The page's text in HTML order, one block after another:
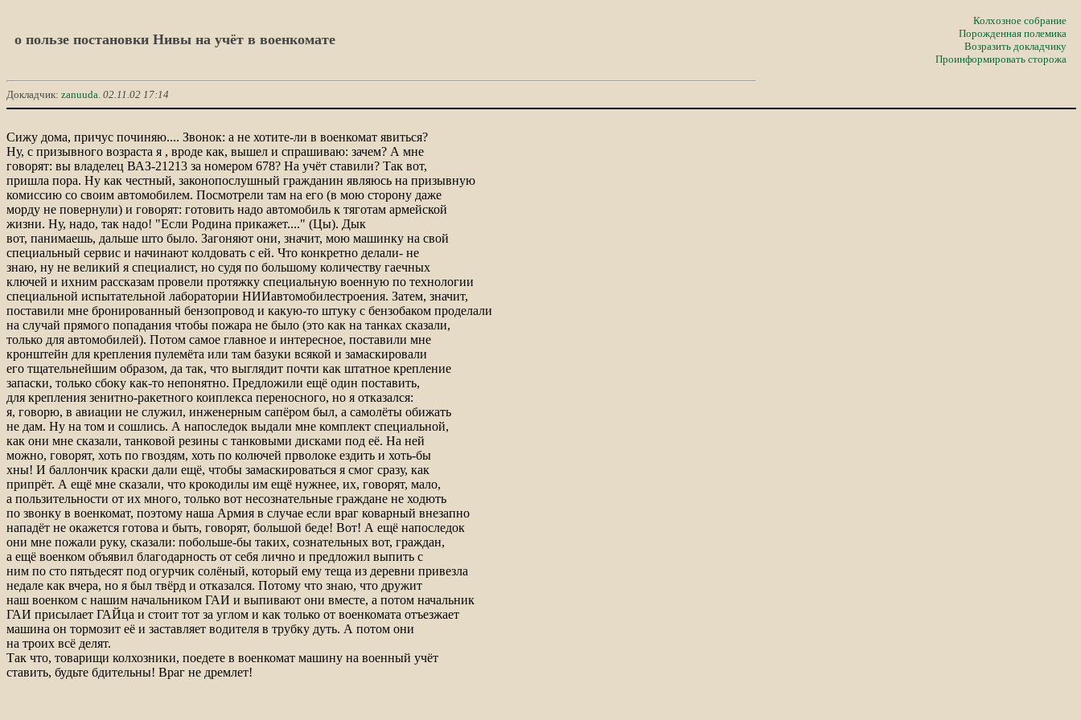
о пользе постановки Нивы на учёт в военкомате
Колхозное собрание
Порожденная полемика
Возразить докладчику
Проинформировать сторожа
Докладчик: zanuuda. 02.11.02 17:14
Сижу дома, причус починяю.... Звонок: а не хотите-ли в военкомат явиться?
Ну, с призывного возраста я , вроде как, вышел и спрашиваю: зачем? А мне
говорят: вы владелец ВАЗ-21213 за номером 678? На учёт ставили? Так вот,
пришла пора. Ну как честный, законопослушный гражданин являюсь на призывную
комиссию со своим автомобилем. Посмотрели там на его (в мою сторону даже
морду не повернули) и говорят: готовить надо автомобиль к тяготам армейской
жизни. Ну, надо, так надо! "Если Родина прикажет...." (Цы). Дык
вот, панимаешь, дальше што было. Загоняют они, значит, мою машинку на свой
специальный сервис и начинают колдовать с ей. Что конкретно делали- не
знаю, ну не великий я специалист, но судя по большому количеству гаечных
ключей и ихним рассказам провели протяжку специальную военную по технологии
специальной испытательной лаборатории НИИавтомобилестроения. Затем, значит,
поставили мне бронированный бензопровод и какую-то штуку с бензобаком проделали
на случай прямого попадания чтобы пожара не было (это как на танках сказали,
только для автомобилей). Потом самое главное и интересное, поставили мне
кронштейн для крепления пулемёта или там базуки всякой и замаскировали
его тщательнейшим образом, да так, что выглядит почти как штатное крепление
запаски, только сбоку как-то непонятно. Предложили ещё один поставить,
для крепления зенитно-ракетного коиплекса переносного, но я отказался:
я, говорю, в авиации не служил, инженерным сапёром был, а самолёты обижать
не дам. Ну на том и сошлись. А напоследок выдали мне комплект специальной,
как они мне сказали, танковой резины с танковыми дисками под её. На ней
можно, говорят, хоть по гвоздям, хоть по колючей прволоке ездить и хоть-бы
хны! И баллончик краски дали ещё, чтобы замаскироваться я смог сразу, как
припрёт. А ещё мне сказали, что крокодилы им ещё нужнее, их, говорят, мало,
а пользительности от их много, только вот несознательные граждане не ходють
по звонку в военкомат, поэтому наша Армия в случае если враг коварный внезапно
нападёт не окажется готова и быть, говорят, большой беде! Вот! А ещё напоследок
они мне пожали руку, сказали: побольше-бы таких, сознательных вот, граждан,
а ещё военком объявил благодарность от себя лично и предложил выпить с
ним по сто пятьдесят под огурчик солёный, который ему теща из деревни привезла
недале как вчера, но я был твёрд и отказался. Потому что знаю, что дружит
наш военком с нашим начальником ГАИ и выпивают они вместе, а потом начальник
ГАИ присылает ГАЙца и стоит тот за углом и как только от военкомата отъезжает
машина он тормозит её и заставляет водителя в трубку дуть. А потом они
на троих всё делят.
Так что, товарищи колхозники, поедете в военкомат машину на военный учёт
ставить, будьте бдительны! Враг не дремлет!